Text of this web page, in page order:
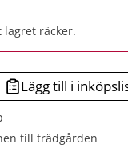
till trädgården
lagret räcker.
Lägg till i